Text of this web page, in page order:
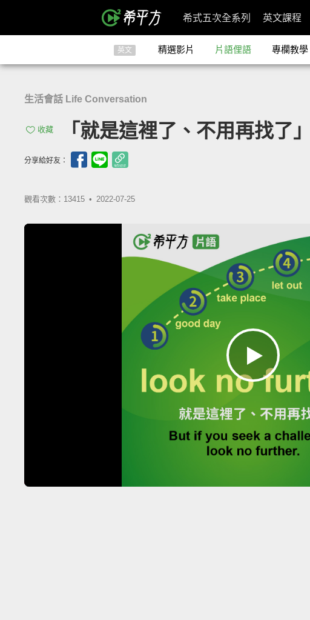
希式五次全系列 英文課程
英文 精選影片 片語俚語 專欄教學
生活會話 Life Conversation
收藏 「就是這裡了、不用再找
分享給好友：
觀看次數：13415 • 2022-07-25